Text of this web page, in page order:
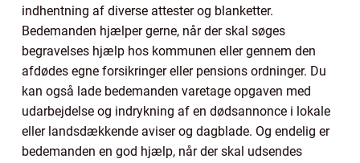
indhentning af diverse attester og blanketter.
Bedemanden hjælper gerne, når der skal søges
begravelses hjælp hos kommunen eller gennem den
afdødes egne forsikringer eller pensions ordninger. Du
kan også lade bedemanden varetage opgaven med
udarbejdelse og indrykning af en dødsannonce i lokale
eller landsdækkende aviser og dagblade. Og endelig er
bedemanden en god hjælp, når der skal udsendes